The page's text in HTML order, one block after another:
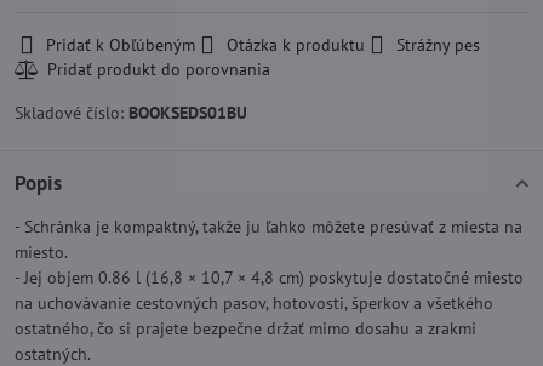
Pridať k Obľúbeným Otázka k produktu Strážny pes
Skladové číslo: BOOKSEDS01BU
Popis
- Schránka je kompaktný, takže ju ľahko môžete presúvať z miesta na
miesto.
- Jej objem 0.86 l (16,8 × 10,7 × 4,8 cm) poskytuje dostatočné miesto
na uchovávanie cestovných pasov, hotovosti, šperkov a všetkého
ostatného, čo si prajete bezpečne držať mimo dosahu a zrakmi
ostatných.